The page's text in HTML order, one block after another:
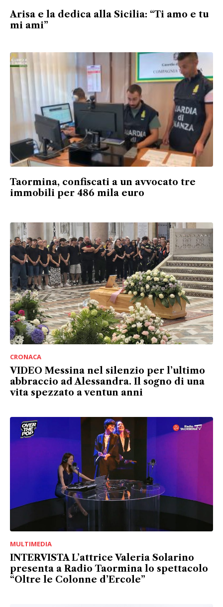
Arisa e la dedica alla Sicilia: “Ti amo e tu
mi ami”
Taormina, confiscati a un avvocato tre
immobili per 486 mila euro
CRONACA
VIDEO Messina nel silenzio per l’ultimo
abbraccio ad Alessandra. Il sogno di una
vita spezzato a ventun anni
MULTIMEDIA
INTERVISTA L’attrice Valeria Solarino
presenta a Radio Taormina lo spettacolo
“Oltre le Colonne d’Ercole”